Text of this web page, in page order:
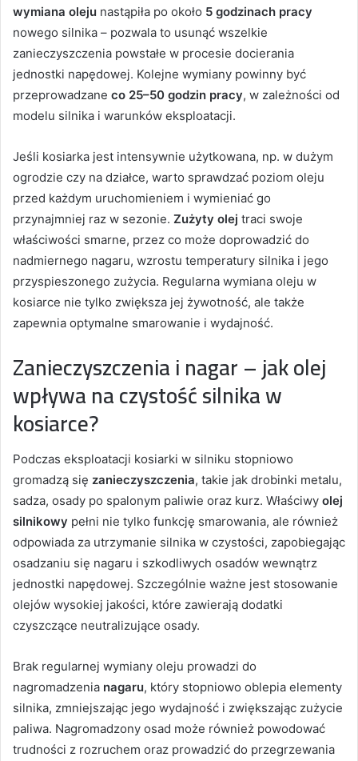
wymiana oleju nastąpiła po około 5 godzinach pracy
nowego silnika – pozwala to usunąć wszelkie
zanieczyszczenia powstałe w procesie docierania
jednostki napędowej. Kolejne wymiany powinny być
przeprowadzane co 25–50 godzin pracy, w zależności od
modelu silnika i warunków eksploatacji.
Jeśli kosiarka jest intensywnie użytkowana, np. w dużym
ogrodzie czy na działce, warto sprawdzać poziom oleju
przed każdym uruchomieniem i wymieniać go
przynajmniej raz w sezonie. Zużyty olej traci swoje
właściwości smarne, przez co może doprowadzić do
nadmiernego nagaru, wzrostu temperatury silnika i jego
przyspieszonego zużycia. Regularna wymiana oleju w
kosiarce nie tylko zwiększa jej żywotność, ale także
zapewnia optymalne smarowanie i wydajność.
Zanieczyszczenia i nagar – jak olej
wpływa na czystość silnika w
kosiarce?
Podczas eksploatacji kosiarki w silniku stopniowo
gromadzą się zanieczyszczenia, takie jak drobinki metalu,
sadza, osady po spalonym paliwie oraz kurz. Właściwy olej
silnikowy pełni nie tylko funkcję smarowania, ale również
odpowiada za utrzymanie silnika w czystości, zapobiegając
osadzaniu się nagaru i szkodliwych osadów wewnątrz
jednostki napędowej. Szczególnie ważne jest stosowanie
olejów wysokiej jakości, które zawierają dodatki
czyszczące neutralizujące osady.
Brak regularnej wymiany oleju prowadzi do
nagromadzenia nagaru, który stopniowo oblepia elementy
silnika, zmniejszając jego wydajność i zwiększając zużycie
paliwa. Nagromadzony osad może również powodować
trudności z rozruchem oraz prowadzić do przegrzewania